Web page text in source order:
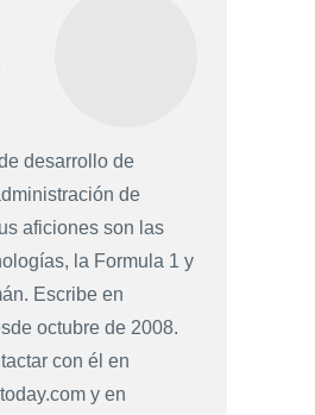
desarrollo de
de
aficiones son las
la Formula 1 y
Escribe en
octubre de 2008.
con él en
y en